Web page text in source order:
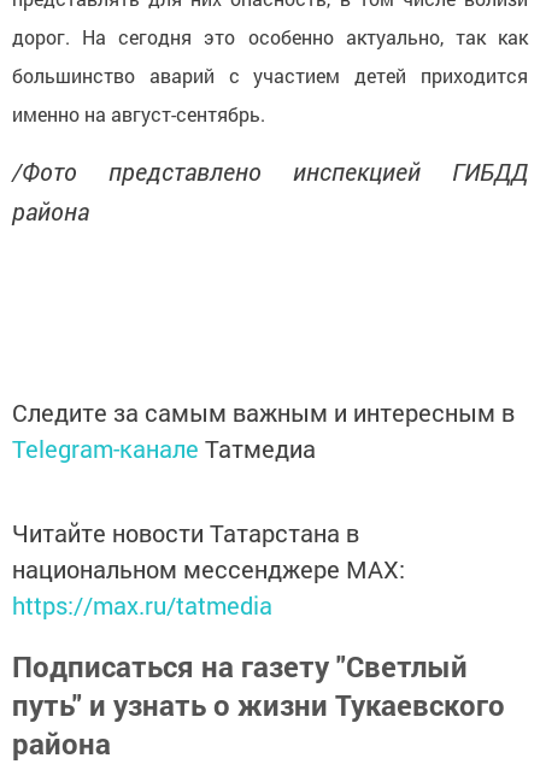
дорог. На сегодня это особенно актуально, так как
большинство аварий с участием детей приходится
именно на август-сентябрь.
/Фото представлено инспекцией ГИБДД
района
Следите за самым важным и интересным в
Telegram-канале Татмедиа
Читайте новости Татарстана в
национальном мессенджере MАХ:
https://max.ru/tatmedia
Подписаться на газету "Светлый
путь" и узнать о жизни Тукаевского
района